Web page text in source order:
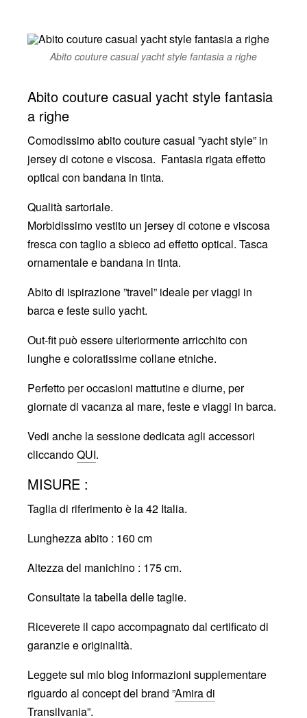
Abito couture casual yacht style fantasia a righe
Abito couture casual yacht style fantasia
a righe
Comodissimo abito couture casual ”yacht style” in
jersey di cotone e viscosa. Fantasia rigata effetto
optical con bandana in tinta.
Qualità sartoriale.
Morbidissimo vestito un jersey di cotone e viscosa
fresca con taglio a sbieco ad effetto optical. Tasca
ornamentale e bandana in tinta.
Abito di ispirazione ”travel” ideale per viaggi in
barca e feste sullo yacht.
Out-fit può essere ulteriormente arricchito con
lunghe e coloratissime collane etniche.
Perfetto per occasioni mattutine e diurne, per
giornate di vacanza al mare, feste e viaggi in barca.
Vedi anche la sessione dedicata agli accessori
cliccandoQUI.
MISURE :
Taglia di riferimento è la 42 Italia.
Lunghezza abito : 160 cm
Altezza del manichino : 175 cm.
Consultate la tabella delle taglie.
Riceverete il capo accompagnato dal certificato di
garanzie e originalità.
Leggete sul mio blog informazioni supplementare
riguardo al concept del brand ”Amira di
Transilvania”.